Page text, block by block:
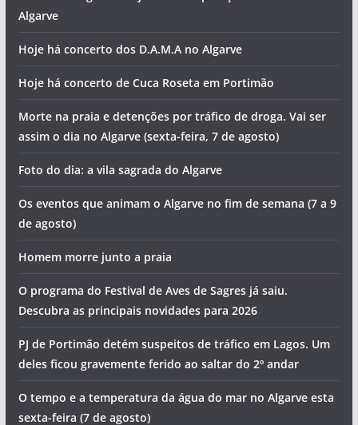
Algarve
Hoje há concerto dos D.A.M.A no Algarve
Hoje há concerto de Cuca Roseta em Portimão
Morte na praia e detenções por tráfico de droga. Vai ser
assim o dia no Algarve (sexta-feira, 7 de agosto)
Foto do dia: a vila sagrada do Algarve
Os eventos que animam o Algarve no fim de semana (7 a 9
de agosto)
Homem morre junto a praia
O programa do Festival de Aves de Sagres já saiu.
Descubra as principais novidades para 2026
PJ de Portimão detém suspeitos de tráfico em Lagos. Um
deles ficou gravemente ferido ao saltar do 2º andar
O tempo e a temperatura da água do mar no Algarve esta
sexta-feira (7 de agosto)